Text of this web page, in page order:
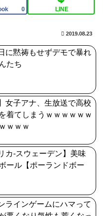
フーリン・オルタ強化み
0 LINE
2019.08.23
に黙祷もせずデモで暴れ
たち
女子アナ、生放送で高校
着てしまうｗｗｗｗｗｗ
ｗｗｗ
カ-スウェーデン】美味
ール【ポーランドボー
ラインゲームにハマって